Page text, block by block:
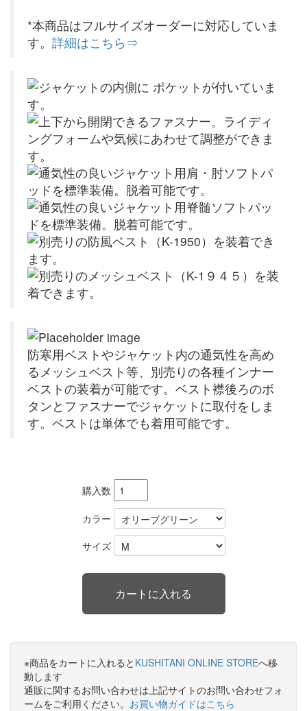
*本商品はフルサイズオーダーに対応していま
す。 詳細はこちら⇒
防寒用ベストやジャケット内の通気性を高め
るメッシュベスト等、別売りの各種インナー
ベストの装着が可能です。ベスト襟後ろのボ
タンとファスナーでジャケットに取付をしま
す。ベストは単体でも着用可能です。
購入数
カラー
サイズ
※商品をカートに入れると KUSHITANI ONLINE STOREへ移
動します
通販に関するお問い合わせは上記サイトのお問い合わせフォ
ームをご利用ください。 お買い物ガイドはこちら